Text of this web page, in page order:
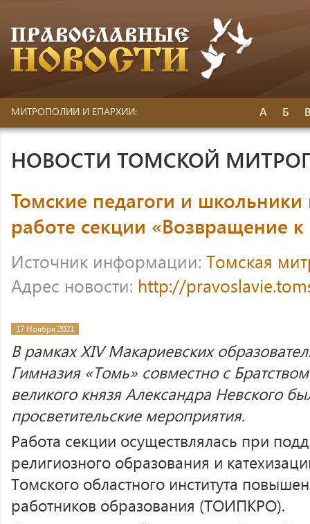
МИТРОПОЛИИ И ЕПАРХИИ: А Б
НОВОСТИ ТОМСКОЙ
Томские педагоги и школьники
работе секции «Возвращение к
Источник информации: Томская
Адрес новости: http://
17 Ноября 2021
В рамках ХIV Макариевских
Гимназия «Томь» совместно с
великого князя Александра Невского
просветительские мероприятия.
Работа секции осуществлялась при
религиозного образования и
Томского областного института
работников образования (ТОИПКРО).